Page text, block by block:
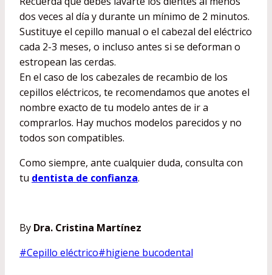
dos veces al día y durante un mínimo de 2 minutos.
Sustituye el cepillo manual o el cabezal del eléctrico
cada 2-3 meses, o incluso antes si se deforman o
estropean las cerdas.
En el caso de los cabezales de recambio de los
cepillos eléctricos, te recomendamos que anotes el
nombre exacto de tu modelo antes de ir a
comprarlos. Hay muchos modelos parecidos y no
todos son compatibles.
Como siempre, ante cualquier duda, consulta con
tu dentista de confianza.
By Dra. Cristina Martínez
Etiquetas
#Cepillo eléctrico#higiene bucodental